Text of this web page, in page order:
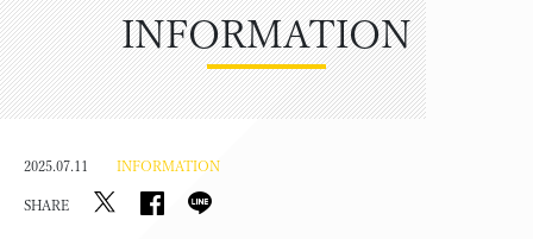
INFORMATION
2025.07.11 INFORMATION
SHARE